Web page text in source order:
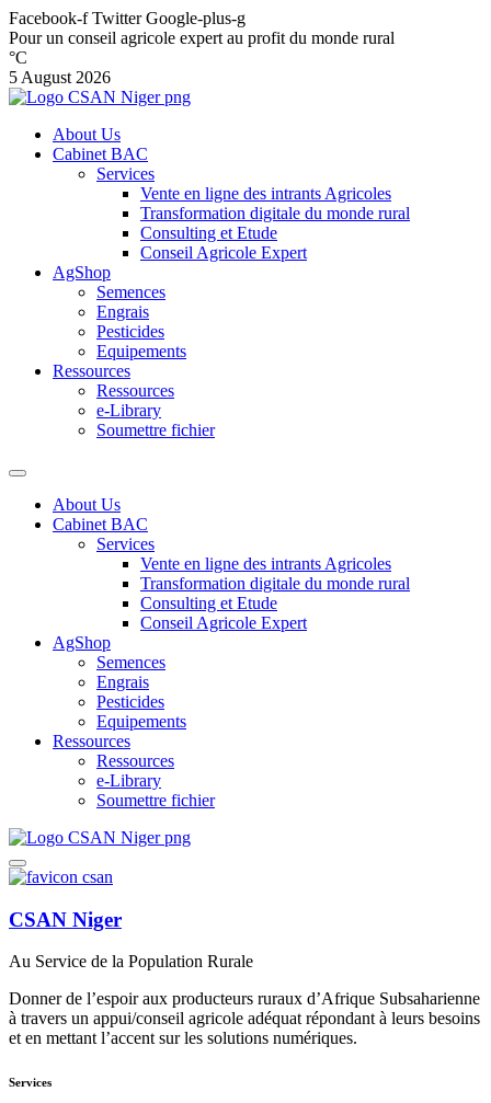
Facebook-f Twitter Google-plus-g
Pour un conseil agricole expert au profit du monde rural
°C
5 August 2026
About Us
Cabinet BAC
Services
Vente en ligne des intrants Agricoles
Transformation digitale du monde rural
Consulting et Etude
Conseil Agricole Expert
AgShop
Semences
Engrais
Pesticides
Equipements
Ressources
Ressources
e-Library
Soumettre fichier
About Us
Cabinet BAC
Services
Vente en ligne des intrants Agricoles
Transformation digitale du monde rural
Consulting et Etude
Conseil Agricole Expert
AgShop
Semences
Engrais
Pesticides
Equipements
Ressources
Ressources
e-Library
Soumettre fichier
CSAN Niger
Au Service de la Population Rurale
Donner de l’espoir aux producteurs ruraux d’Afrique Subsaharienne
à travers un appui/conseil agricole adéquat répondant à leurs besoins
et en mettant l’accent sur les solutions numériques.
Services